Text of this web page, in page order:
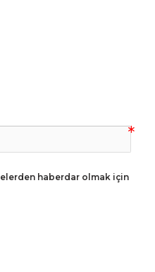
haberdar olmak için